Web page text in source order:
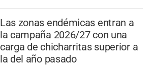
Las zonas endémicas entran a
la campaña 2026/27 con una
carga de chicharritas superior a
la del año pasado